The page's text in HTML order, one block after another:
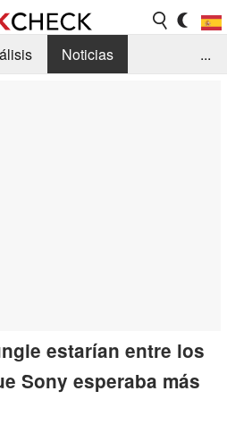
Noticias
...
estarían entre los
Sony esperaba más